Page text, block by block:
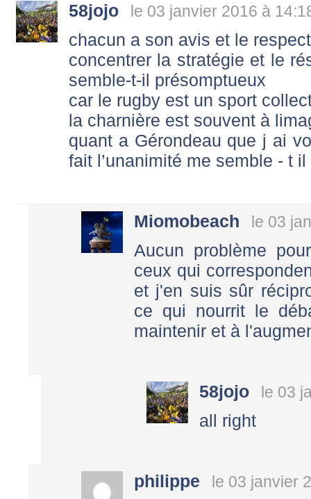
58jojo le 03 janvier 2016 à
chacun a son avis et le
concentrer la stratégie et le
semble-t-il présomptueux
car le rugby est un sport
la charnière est souvent à
quant a Gérondeau que j ai
fait l’unanimité me semble - t il
Miomobeach le 03
Aucun problème
ceux qui
et j'en suis sûr
ce qui nourrit le
maintenir et à
58jojo le 03
all right
philippe le 03 janvier